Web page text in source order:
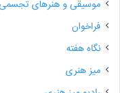
موسیقی و هنرهای تجسمی
فراخوان
نگاه هفته
میز هنری